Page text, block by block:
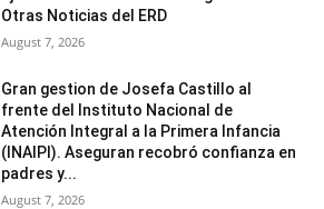
Otras Noticias del ERD
August 7, 2026
Gran gestion de Josefa Castillo al
frente del Instituto Nacional de
Atención Integral a la Primera Infancia
(INAIPI). Aseguran recobró confianza en
padres y...
August 7, 2026